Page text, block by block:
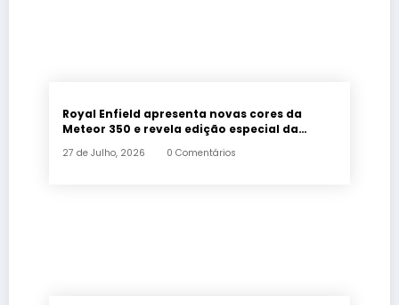
Royal Enfield apresenta novas cores da
Meteor 350 e revela edição especial da
27 de Julho, 2026 0 Comentários